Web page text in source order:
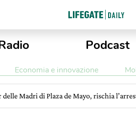
Podcast
Economia e innovazione
Madri di Plaza de Mayo, rischia